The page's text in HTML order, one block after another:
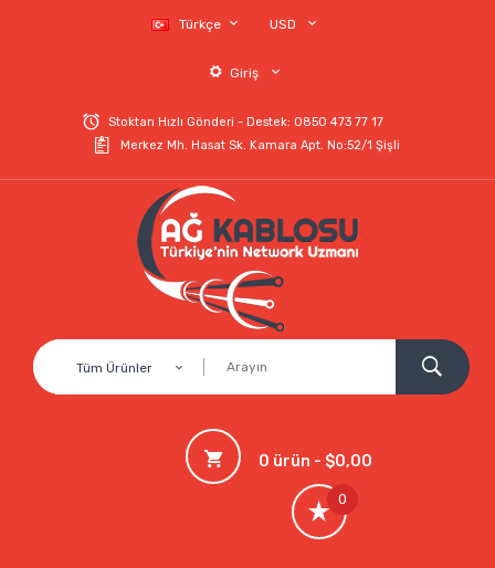
Türkçe USD
Giriş
Stoktan Hızlı Gönderi - Destek: 0850 473 77 17
Merkez Mh. Hasat Sk. Kamara Apt. No:52/1 Şişli
Tüm Ürünler
0 ürün - $0,00
0